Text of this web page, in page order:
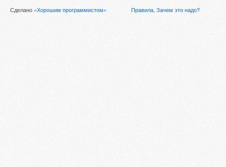
Сделано «Хорошим программистом» Правила, Зачем это надо?